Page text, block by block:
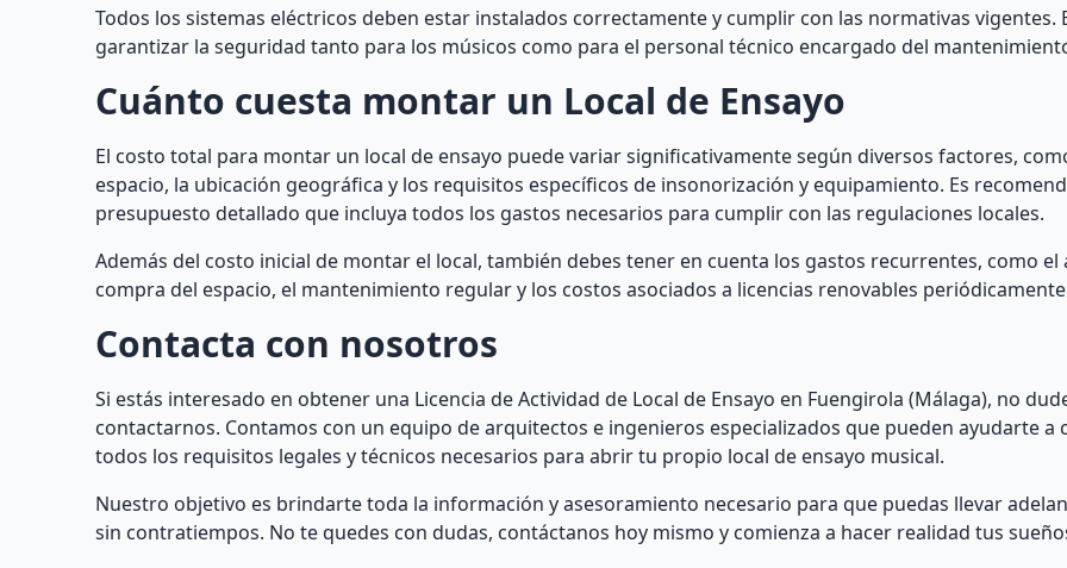
Todos los sistemas eléctricos deben estar instalados correctamente y cumplir con las normativas vigentes.
garantizar la seguridad tanto para los músicos como para el personal técnico encargado del
Cuánto cuesta montar un Local de Ensayo
El costo total para montar un local de ensayo puede variar significativamente según diversos factores,
espacio, la ubicación geográfica y los requisitos específicos de insonorización y equipamiento. Es
presupuesto detallado que incluya todos los gastos necesarios para cumplir con las regulaciones locales.
Además del costo inicial de montar el local, también debes tener en cuenta los gastos recurrentes, como el
compra del espacio, el mantenimiento regular y los costos asociados a licencias renovables
Contacta con nosotros
Si estás interesado en obtener una Licencia de Actividad de Local de Ensayo en Fuengirola (Málaga), no
contactarnos. Contamos con un equipo de arquitectos e ingenieros especializados que pueden ayudarte a
todos los requisitos legales y técnicos necesarios para abrir tu propio local de ensayo musical.
Nuestro objetivo es brindarte toda la información y asesoramiento necesario para que puedas llevar
sin contratiempos. No te quedes con dudas, contáctanos hoy mismo y comienza a hacer realidad tus